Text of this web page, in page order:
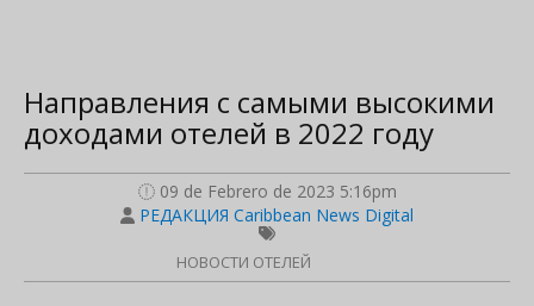
Направления с самыми высокими
доходами отелей в 2022 году
09 de Febrero de 2023 5:16pm
РЕДАКЦИЯ Caribbean News Digital
НОВОСТИ ОТЕЛЕЙ